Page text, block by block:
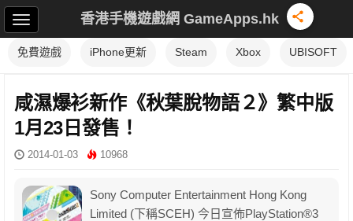
香港手機遊戲網 GameApps.hk
免費遊戲 iPhone更新 Steam Xbox UBISOFT
咸濕爆衫新作《秋葉脫物語２》繁中版
1月23日發售！
2014-01-03 10968
Sony Computer Entertainment Hong Kong
Limited (下稱SCEH) 今日宣佈PlayStation®3